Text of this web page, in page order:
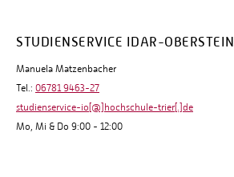
STUDIENSERVICE IDAR-OBERSTEIN
Manuela Matzenbacher
Tel.: 06781 9463-27
studienservice-io[@]hochschule-trier[.]de
Mo, Mi & Do 9:00 - 12:00